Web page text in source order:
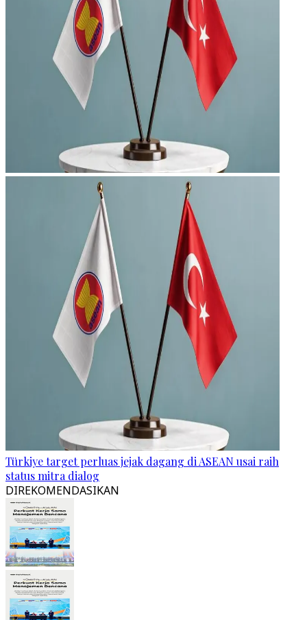
Türkiye target perluas jejak dagang di ASEAN usai raih
status mitra dialog
DIREKOMENDASIKAN